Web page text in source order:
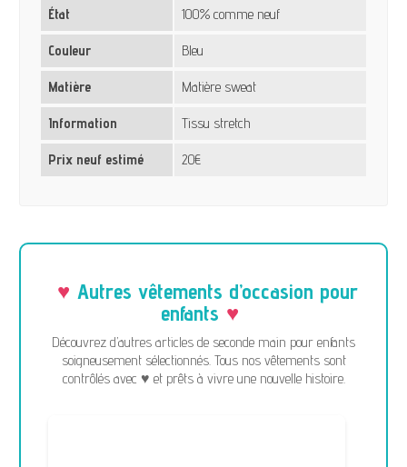
État 100% comme neuf
Couleur Bleu
Matière Matière sweat
Information Tissu stretch
Prix neuf estimé 20€
Autres vêtements d’occasion pour
enfants
Découvrez d’autres articles de seconde main pour enfants
soigneusement sélectionnés. Tous nos vêtements sont
contrôlés avec ♥ et prêts à vivre une nouvelle histoire.